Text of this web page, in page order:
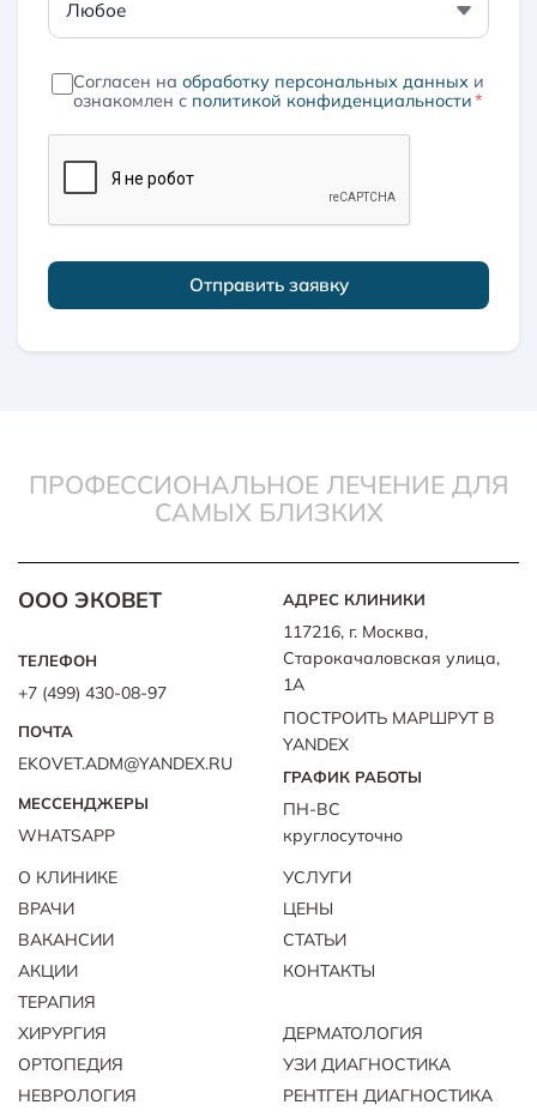
Согласен на обработку персональных данных и
ознакомлен с политикой конфиденциальности*
Отправить заявку
ПРОФЕССИОНАЛЬНОЕ ЛЕЧЕНИЕ ДЛЯ
САМЫХ БЛИЗКИХ
ООО ЭКОВЕТ
ТЕЛЕФОН
+7 (499) 430-08-97
ПОЧТА
EKOVET.ADM@YANDEX.RU
МЕССЕНДЖЕРЫ
WHATSAPP
АДРЕС КЛИНИКИ
117216, г. Москва,
Старокачаловская улица,
1А
ПОСТРОИТЬ МАРШРУТ В
YANDEX
ГРАФИК РАБОТЫ
ПН-ВС
круглосуточно
О КЛИНИКЕ
ВРАЧИ
ВАКАНСИИ
АКЦИИ
ТЕРАПИЯ
ХИРУРГИЯ
ОРТОПЕДИЯ
НЕВРОЛОГИЯ
УСЛУГИ
ЦЕНЫ
СТАТЬИ
КОНТАКТЫ
ДЕРМАТОЛОГИЯ
УЗИ ДИАГНОСТИКА
РЕНТГЕН ДИАГНОСТИКА